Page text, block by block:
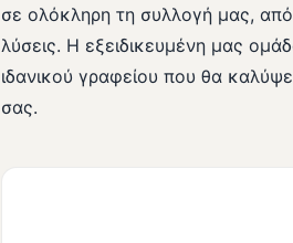
σε ολόκληρη τη συλλογή μας, από
λύσεις. Η εξειδικευμένη μας
ιδανικού γραφείου που θα
σας.